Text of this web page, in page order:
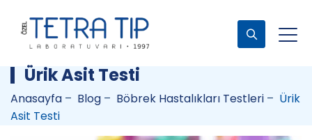
Ürik Asit Testi
Anasayfa – Blog – Böbrek Hastalıkları Testleri – Ürik
Asit Testi